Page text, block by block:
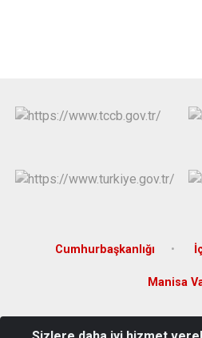
Cumhurbaşkanlığı
Manisa